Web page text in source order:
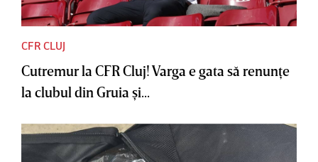
CFR CLUJ
Cutremur la CFR Cluj! Varga e gata să renunţe
la clubul din Gruia şi...